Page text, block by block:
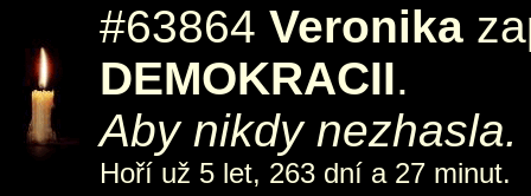
#63864 Veronika
DEMOKRACII.
Aby nikdy nezhasla.
Hoří už 5 let, 263 dní a 27 minut.